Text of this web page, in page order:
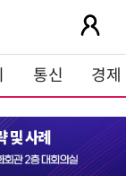
통신 경제